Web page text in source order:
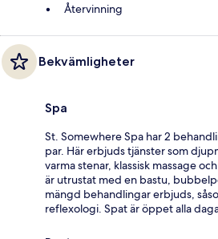
Återvinning
Bekvämligheter
Spa
St. Somewhere Spa har 2
par. Här erbjuds tjänster som
varma stenar, klassisk massage
är utrustat med en bastu,
mängd behandlingar erbjuds,
reflexologi. Spat är öppet alla